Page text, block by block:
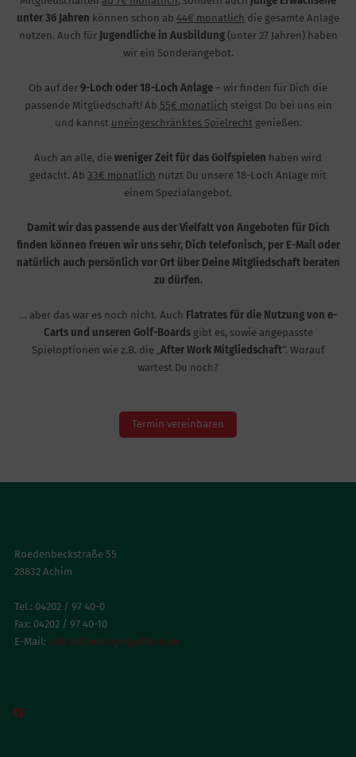
unter 36 Jahren können schon ab 44€ monatlich die gesamte Anlage
nutzen. Auch für Jugendliche in Ausbildung(unter 27 Jahren) haben
wir ein Sonderangebot.
Ob auf der 9-Loch oder 18-Loch Anlage – wir finden für Dich die
passende Mitgliedschaft! Ab 55€ monatlich steigst Du bei uns ein
und kannst uneingeschränktes Spielrecht genießen.
Auch an alle, die weniger Zeit für das Golfspielen haben wird
gedacht. Ab 33€ monatlich nutzt Du unsere 18-Loch Anlage mit
einem Spezialangebot.
Damit wir das passende aus der Vielfalt von Angeboten für Dich
finden können freuen wir uns sehr, Dich telefonisch, per E-Mail oder
natürlich auch persönlich vor Ort über Deine Mitgliedschaft beraten
zu dürfen.
… aber das war es noch nicht. Auch Flatrates für die Nutzung von e-
Carts und unseren Golf-Boardsgibt es, sowie angepasste
Spieloptionen wie z.B. die „ After Work Mitgliedschaft“. Worauf
wartest Du noch?
Termin vereinbaren
Roedenbeckstraße 55
28832 Achim
Tel.: 04202 / 97 40-0
Fax: 04202 / 97 40-10
E-Mail: info (at) achimergolfclub.de
